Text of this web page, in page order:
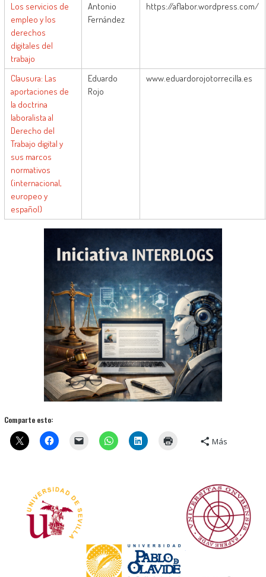
Los servicios de
empleo y los
derechos
digitales del
trabajo
Antonio
Fernández
https://aflabor.wordpress.com/
Clausura: Las
aportaciones de
la doctrina
laboralista al
Derecho del
Trabajo digital y
sus marcos
normativos
(internacional,
europeo y
español)
Eduardo
Rojo
www.eduardorojotorrecilla.es
Comparte esto:
Más